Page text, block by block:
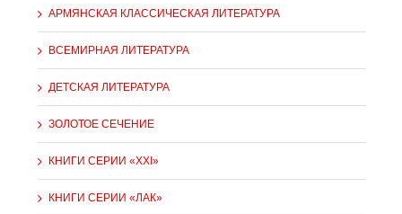
АРМЯНСКАЯ КЛАССИЧЕСКАЯ ЛИТЕРАТУРА
ВСЕМИРНАЯ ЛИТЕРАТУРА
ДЕТСКАЯ ЛИТЕРАТУРА
ЗОЛОТОЕ СЕЧЕНИЕ
КНИГИ СЕРИИ «XXI»
КНИГИ СЕРИИ «ЛАК»